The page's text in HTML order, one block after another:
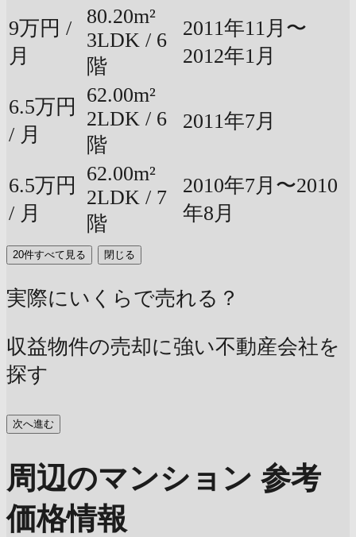
9万円 /
月
80.20m²
3LDK / 6
階
2011年11月〜
2012年1月
6.5万円
/ 月
62.00m²
2LDK / 6
階
2011年7月
6.5万円
/ 月
62.00m²
2LDK / 7
階
2010年7月〜2010
年8月
20件すべて見る 閉じる
実際にいくらで売れる？
収益物件の売却に強い不動産会社を
探す
次へ進む
周辺のマンション 参考
価格情報